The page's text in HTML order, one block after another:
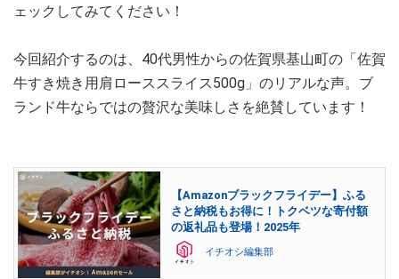
ェックしてみてください！
今回紹介するのは、40代男性からの佐賀県基山町の「佐賀
牛すき焼き用肩ローススライス500g」のリアルな声。ブ
ランド牛ならではの贅沢な美味しさを絶賛しています！
【Amazonブラックフライデー】ふる
さと納税もお得に！トクベツな寄付額
の返礼品も登場！2025年
イチオシ編集部